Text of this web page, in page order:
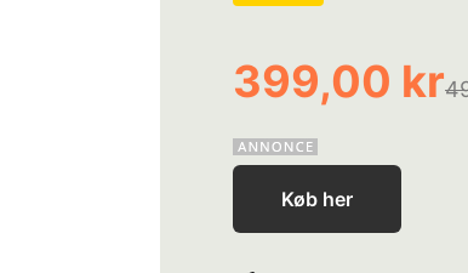
399,00 kr
Køb her